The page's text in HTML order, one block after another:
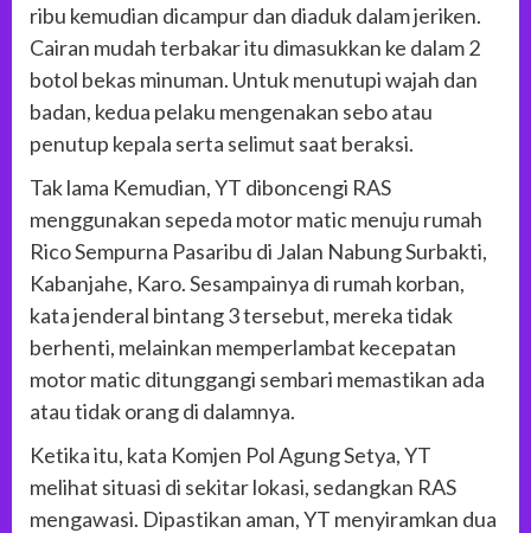
ribu kemudian dicampur dan diaduk dalam jeriken.
Cairan mudah terbakar itu dimasukkan ke dalam 2
botol bekas minuman. Untuk menutupi wajah dan
badan, kedua pelaku mengenakan sebo atau
penutup kepala serta selimut saat beraksi.
Tak lama Kemudian, YT diboncengi RAS
menggunakan sepeda motor matic menuju rumah
Rico Sempurna Pasaribu di Jalan Nabung Surbakti,
Kabanjahe, Karo. Sesampainya di rumah korban,
kata jenderal bintang 3 tersebut, mereka tidak
berhenti, melainkan memperlambat kecepatan
motor matic ditunggangi sembari memastikan ada
atau tidak orang di dalamnya.
Ketika itu, kata Komjen Pol Agung Setya, YT
melihat situasi di sekitar lokasi, sedangkan RAS
mengawasi. Dipastikan aman, YT menyiramkan dua